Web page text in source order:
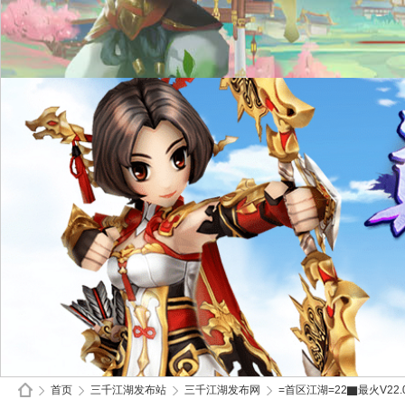
首页 三千江湖发布站 三千江湖发布网 =首区江湖=22▇最火